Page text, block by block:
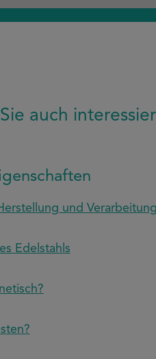
auch
und Verarbeitung
Edelstahls